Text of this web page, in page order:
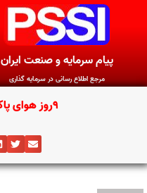
پیام سرمایه و صنعت ایران
مرجع اطلاع رسانی در سرمایه گذاری
9روز هوای پاک پایتخت در 1402